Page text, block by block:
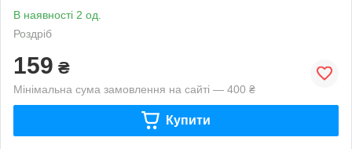
В наявності 2 од.
Роздріб
159 ₴
Мінімальна сума замовлення на сайті — 400 ₴
Купити